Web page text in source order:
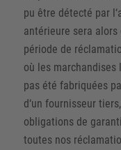
pu être détecté par
antérieure sera
période de
où les marchandises
pas été fabriquées
d‘un fournisseur
obligations de
toutes nos